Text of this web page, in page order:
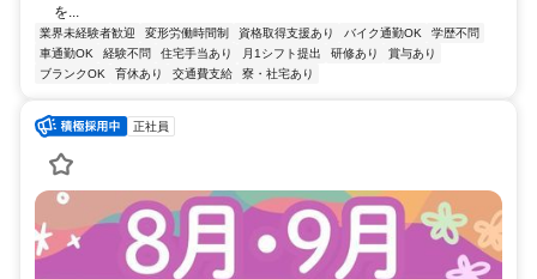
を...
業界未経験者歓迎 変形労働時間制 資格取得支援あり バイク通勤OK
学歴不問
車通勤OK
経験不問 住宅手当あり 月1シフト提出 研修あり
賞与あり
ブランクOK
育休あり 交通費支給 寮・社宅あり
正社員